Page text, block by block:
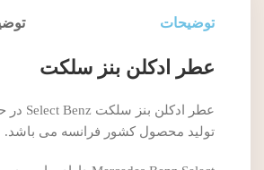
توضیحات
عطر ادکلن بنز سلکت
تولید محصول کشور فرانسه می باشد.